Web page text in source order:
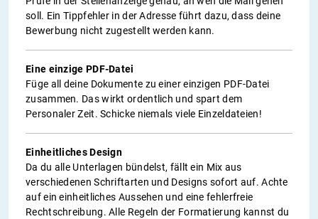
soll. Ein Tippfehler in der Adresse führt dazu, dass deine
Bewerbung nicht zugestellt werden kann.
Eine einzige PDF-Datei
Füge all deine Dokumente zu einer einzigen PDF-Datei
zusammen. Das wirkt ordentlich und spart dem
Personaler Zeit. Schicke niemals viele Einzeldateien!
Einheitliches Design
Da du alle Unterlagen bündelst, fällt ein Mix aus
verschiedenen Schriftarten und Designs sofort auf. Achte
auf ein einheitliches Aussehen und eine fehlerfreie
Rechtschreibung. Alle Regeln der Formatierung kannst du